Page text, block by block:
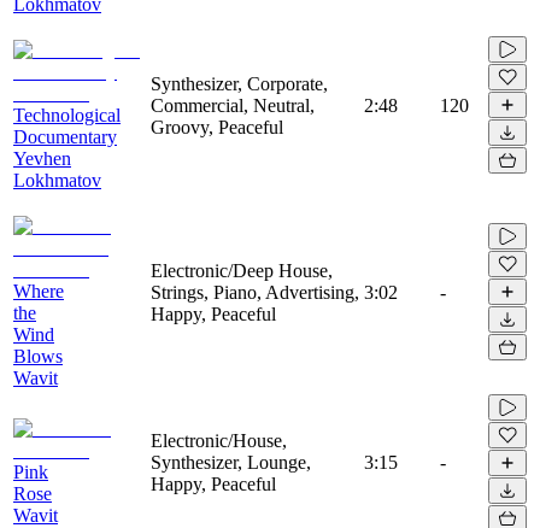
Technological
Documentary
Yevhen
Lokhmatov
Synthesizer, Corporate,
Commercial, Neutral,
Groovy, Peaceful
2:48 120
Where
the
Wind
Blows
Wavit
Electronic/Deep House,
Strings, Piano, Advertising,
Happy, Peaceful
3:02 -
Pink
Rose
Wavit
Electronic/House,
Synthesizer, Lounge,
Happy, Peaceful
3:15 -